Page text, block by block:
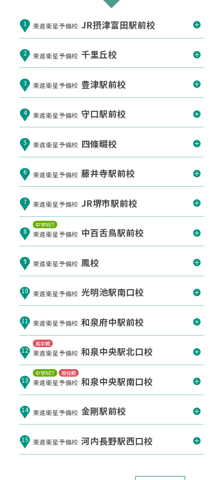
1 東進衛星予備校 JR摂津富田駅前校
2 東進衛星予備校 千里丘校
3 東進衛星予備校 豊津駅前校
4 東進衛星予備校 守口駅前校
5 東進衛星予備校 四條畷校
6 東進衛星予備校 藤井寺駅前校
7 東進衛星予備校 JR堺市駅前校
中学NET
8 東進衛星予備校 中百舌鳥駅前校
9 東進衛星予備校 鳳校
10 東進衛星予備校 光明池駅南口校
11 東進衛星予備校 和泉府中駅前校
高卒館
12 東進衛星予備校 和泉中央駅北口校
中学NET 現役館
13 東進衛星予備校 和泉中央駅南口校
14 東進衛星予備校 金剛駅前校
15 東進衛星予備校 河内長野駅西口校